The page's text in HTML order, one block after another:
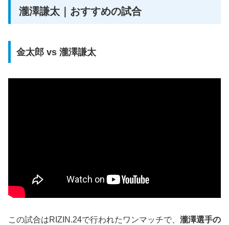
瀧澤謙太｜おすすめの試合
金太郎 vs 瀧澤謙太
この試合はRIZIN.24で行われたワンマッチで、 瀧澤選手の